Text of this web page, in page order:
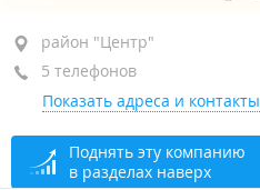
район "Центр", ул. Пологая, 66
оф. 502
+7 984 198-77-88
+7 914 706-16-55
+7 (423) 226-71-89
район "Центр"
5 телефонов
Показать адреса и контакты
Поднять эту компанию
в разделах наверх